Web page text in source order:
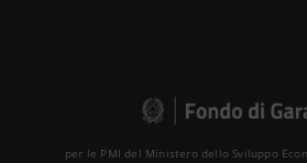
per le PMI del Ministero dello Sviluppo